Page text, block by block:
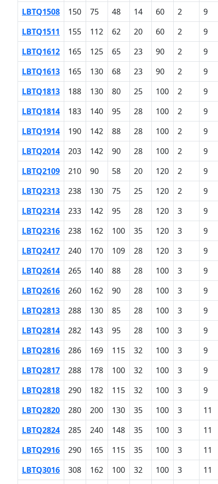
LBTQ1508 150 75 48 14 60 2
9
LBTQ1511
155 112 62 20 60 2
9
LBTQ1612
165 125 65 23 90 2
9
LBTQ1613
165 130 68 23 90 2
9
LBTQ1813
188 130 80 25 100 2
9
LBTQ1814
183 140 95 28 100 2
9
LBTQ1914
190 142 88 28 100 2
9
LBTQ2014
203 142 90 28 100 2
9
LBTQ2109
210 90 58 20 120 2
9
LBTQ2313
238 130 75 25 120 2
9
LBTQ2314
233 142 95 28 120 3
9
LBTQ2316
238 162 100 35 120 3
9
LBTQ2417
240 170 109 28 120 3
9
LBTQ2614
265 140 88 28 100 3
9
LBTQ2616
260 162 90 28 100 3
9
LBTQ2813
288 130 85 28 100 3
9
LBTQ2814
282 143 95 28 100 3
9
LBTQ2816
286 169 115 32 100 3
9
LBTQ2817
288 178 100 32 100 3
9
LBTQ2818
290 182 115 32 100 3
9
LBTQ2820
280 200 130 35 100 3
11
LBTQ2824
285 240 148 35 100 3
11
LBTQ2916
290 165 115 35 100 3
11
LBTQ3016
308 162 100 32 100 3
11